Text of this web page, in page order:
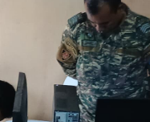
componente que
das suas funções.